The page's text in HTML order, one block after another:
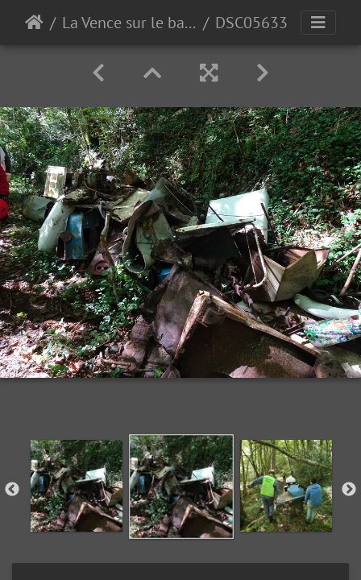
La Vence sur le bas de Quaix DSC05633